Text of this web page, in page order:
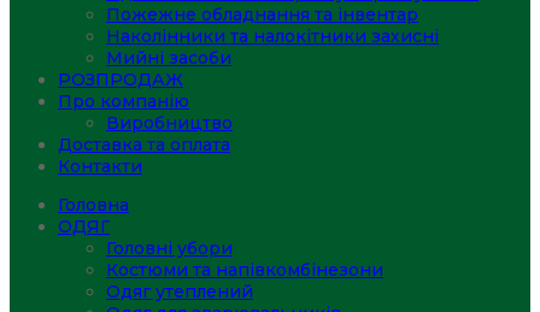
Пожежне обладнання та інвентар
Наколінники та налокітники захисні
Мийні засоби
РОЗПРОДАЖ
Про компанію
Виробництво
Доставка та оплата
Контакти
Головна
ОДЯГ
Головні убори
Костюми та напівкомбінезони
Одяг утеплений